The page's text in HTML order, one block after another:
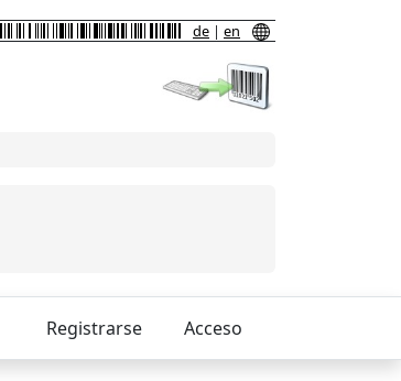
de | en
Registrarse Acceso